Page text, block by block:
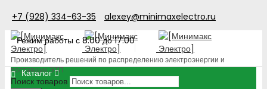
+7 (928) 334-63-35
alexey@minimaxelectro.ru
Режим работы с 8.00 до 17.00
Производитель решений по распределению электроэнергии и
поставщик ЭТП
Поиск товаров
Каталог